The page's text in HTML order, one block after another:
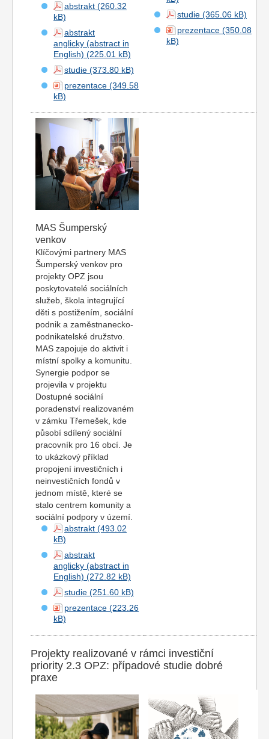
abstrakt
abstrakt
anglicky (abstract in
English)
studie
prezentace
studie
prezentace
MAS Šumperský
venkov
Klíčovými partnery MAS
Šumperský venkov pro
projekty OPZ jsou
poskytovatelé sociálních
služeb, škola integrující
děti s postižením, sociální
podnik a zaměstnanecko-
podnikatelské družstvo.
MAS zapojuje do aktivit i
místní spolky a komunitu.
Synergie podpor se
projevila v projektu
Dostupné sociální
poradenství realizovaném
v zámku Třemešek, kde
působí sdílený sociální
pracovník pro 16 obcí. Je
to ukázkový příklad
propojení investičních i
neinvestičních fondů v
jednom místě, které se
stalo centrem komunity a
sociální podpory v území.
abstrakt
abstrakt
anglicky (abstract in
English)
studie
prezentace
Projekty realizované v rámci investiční
priority 2.3 OPZ: případové studie dobré
praxe